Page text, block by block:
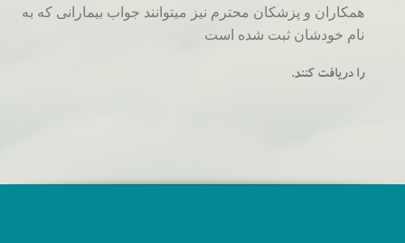
همکاران و پزشکان محترم نیز میتوانند جواب بیمارانی که به
نام خودشان ثبت شده است
را دریافت کنند.